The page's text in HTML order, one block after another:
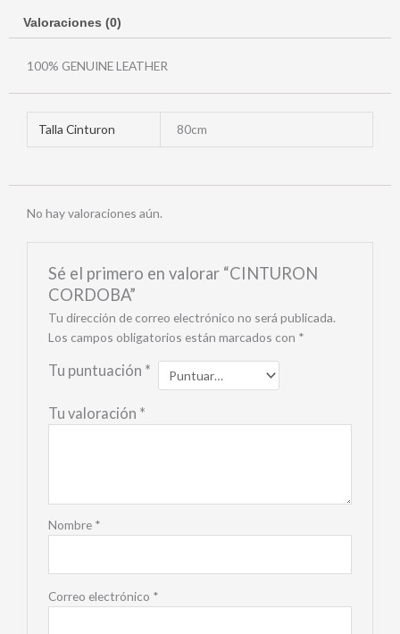
Valoraciones (0)
100% GENUINE LEATHER
Talla Cinturon 80cm
No hay valoraciones aún.
Sé el primero en valorar “CINTURON
CORDOBA”
Tu dirección de correo electrónico no será publicada.
Los campos obligatorios están marcados con *
Tu puntuación *
Tu valoración *
Nombre *
Correo electrónico *